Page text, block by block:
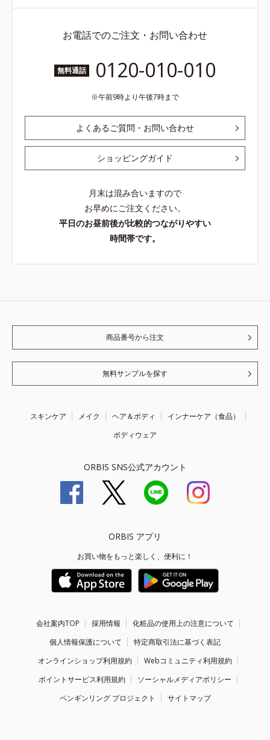
お電話でのご注文・お問い合わせ
無料通話 0120-010-010
午前9時より午後7時まで
よくあるご質問・お問い合わせ
ショッピングガイド
月末は混み合いますので
お早めにご注文ください。
平日のお昼前後が比較的つながりやすい
時間帯です。
商品番号から注文
無料サンプルを探す
スキンケア メイク ヘア＆ボディ
インナーケア（食品）
ボディウェア
ORBIS SNS公式アカウント
ORBIS アプリ
お買い物をもっと楽しく、便利に！
会社案内TOP 採用情報
化粧品の使用上の注意について
個人情報保護について
特定商取引法に基づく表記
オンラインショップ利用規約
Webコミュニティ利用規約
ポイントサービス利用規約
ソーシャルメディアポリシー
ペンギンリング プロジェクト
サイトマップ